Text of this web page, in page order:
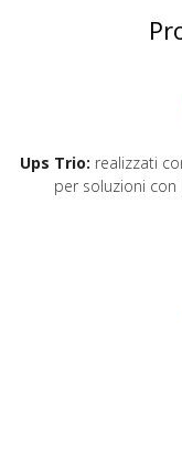
Ups Trio: realizzati
per soluzioni